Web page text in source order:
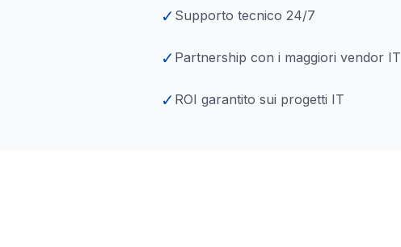
✓ Supporto tecnico 24/7
✓ Partnership con i maggiori vendor IT
✓ ROI garantito sui progetti IT